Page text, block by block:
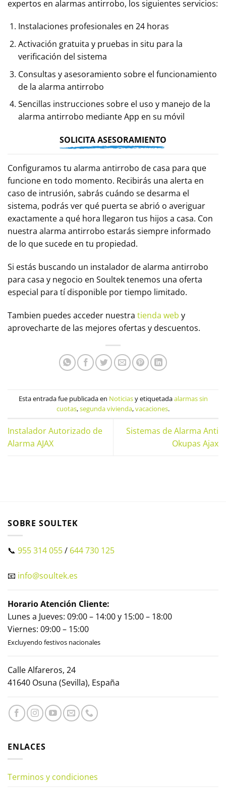
expertos en alarmas antirrobo, los siguientes servicios:
Instalaciones profesionales en 24 horas
Activación gratuita y pruebas in situ para la
verificación del sistema
Consultas y asesoramiento sobre el funcionamiento
de la alarma antirrobo
Sencillas instrucciones sobre el uso y manejo de la
alarma antirrobo mediante App en su móvil
SOLICITA ASESORAMIENTO
Configuramos tu alarma antirrobo de casa para que
funcione en todo momento. Recibirás una alerta en
caso de intrusión, sabrás cuándo se desarma el
sistema, podrás ver qué puerta se abrió o averiguar
exactamente a qué hora llegaron tus hijos a casa. Con
nuestra alarma antirrobo estarás siempre informado
de lo que sucede en tu propiedad.
Si estás buscando un instalador de alarma antirrobo
para casa y negocio en Soultek tenemos una oferta
especial para tí disponible por tiempo limitado.
Tambien puedes acceder nuestra tienda web y
aprovecharte de las mejores ofertas y descuentos.
Esta entrada fue publicada en Noticiasy etiquetadaalarmas sin
cuotas,segunda vivienda,vacaciones.
Instalador Autorizado de
Alarma AJAX
Sistemas de Alarma Anti
Okupas Ajax
SOBRE SOULTEK
📞 955 314 055/ 644 730 125
📧 info@soultek.es
Horario Atención Cliente:
Lunes a Jueves: 09:00 – 14:00 y 15:00 – 18:00
Viernes: 09:00 – 15:00
Excluyendo festivos nacionales
Calle Alfareros, 24
41640 Osuna (Sevilla), España
ENLACES
Terminos y condiciones